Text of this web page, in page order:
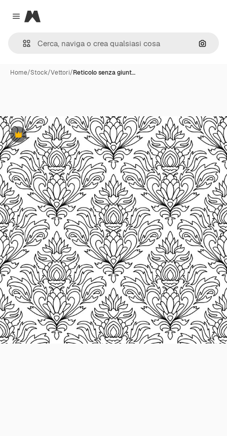
Close menu
Magnific
Cerca
Home/Stock/Vettori/Reticolo senza giunt…
Premium